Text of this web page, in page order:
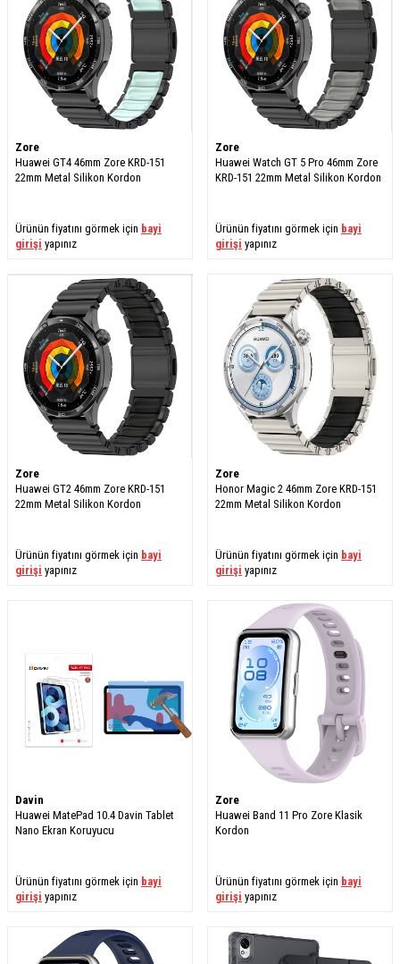
Zore
Huawei GT4 46mm Zore KRD-151
22mm Metal Silikon Kordon
Ürünün fiyatını görmek için bayi
girişi yapınız
Zore
Huawei Watch GT 5 Pro 46mm Zore
KRD-151 22mm Metal Silikon Kordon
Ürünün fiyatını görmek için bayi
girişi yapınız
Zore
Huawei GT2 46mm Zore KRD-151
22mm Metal Silikon Kordon
Ürünün fiyatını görmek için bayi
girişi yapınız
Zore
Honor Magic 2 46mm Zore KRD-151
22mm Metal Silikon Kordon
Ürünün fiyatını görmek için bayi
girişi yapınız
Davin
Huawei MatePad 10.4 Davin Tablet
Nano Ekran Koruyucu
Ürünün fiyatını görmek için bayi
girişi yapınız
Zore
Huawei Band 11 Pro Zore Klasik
Kordon
Ürünün fiyatını görmek için bayi
girişi yapınız